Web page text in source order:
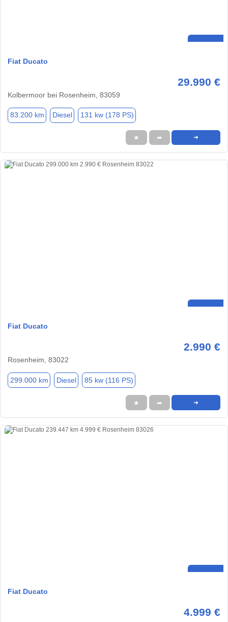
Fiat Ducato
29.990 €
Kolbermoor bei Rosenheim, 83059
83.200 km Diesel 131 kw (178 PS)
★ ➦ ➜
Fiat Ducato
2.990 €
Rosenheim, 83022
299.000 km Diesel 85 kw (116 PS)
★ ➦ ➜
Fiat Ducato
4.999 €